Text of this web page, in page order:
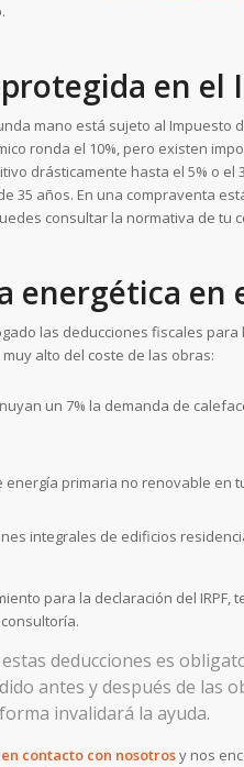
en el
mano está sujeto al Impuesto
ronda el 10%, pero existen
drásticamente hasta el 5% o el
35 años. En una compraventa
consultar la normativa de tu
energética en
las deducciones fiscales para
alto del coste de las obras:
un 7% la demanda de
energía primaria no renovable en
integrales de edificios
para la declaración del IRPF,
deducciones es
antes y después de las
invalidará la ayuda.
contacto con nosotrosy nos